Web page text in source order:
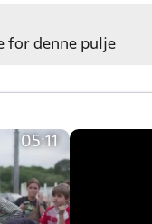
for denne pulje
05:11